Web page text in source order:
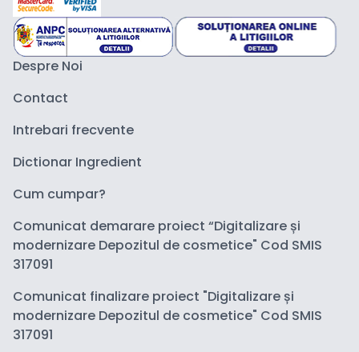
Despre Noi
Contact
Intrebari frecvente
Dictionar Ingredient
Cum cumpar?
Comunicat demarare proiect “Digitalizare și
modernizare Depozitul de cosmetice" Cod SMIS
317091
Comunicat finalizare proiect "Digitalizare și
modernizare Depozitul de cosmetice" Cod SMIS
317091